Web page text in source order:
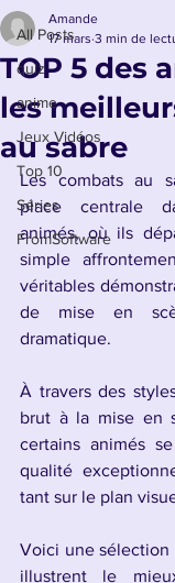
All Posts
quiz
anime
Jeux Vidéos
Top 10
Séries
FromSoftware
TOP 5 des
les
au sabre
Amande
17 mars 3 min de
Les combats au
place centrale
animés, où ils
simple
véritables
de mise en
dramatique.
À travers des
brut à la mise en
certains animés
qualité
tant sur le plan
Voici une sélection
illustrent le